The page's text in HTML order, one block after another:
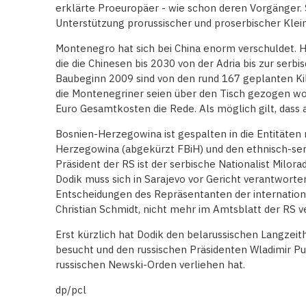
erklärte Proeuropäer - wie schon deren
Unterstützung prorussischer und proserbischer
Montenegro hat sich bei China enorm verschuldet.
die die Chinesen bis 2030 von der Adria bis zur
Baubeginn 2009 sind von den rund 167 geplanten
die Montenegriner seien über den Tisch gezogen
Euro Gesamtkosten die Rede. Als möglich gilt, dass
Bosnien-Herzegowina ist gespalten in die Entitäten
Herzegowina (abgekürzt FBiH) und den ethnisch-
Präsident der RS ist der serbische Nationalist
Dodik muss sich in Sarajevo vor Gericht
Entscheidungen des Repräsentanten der
Christian Schmidt, nicht mehr im Amtsblatt der RS
Erst kürzlich hat Dodik den belarussischen
besucht und den russischen Präsidenten Wladimir
russischen Newski-Orden verliehen hat.
dp/pcl